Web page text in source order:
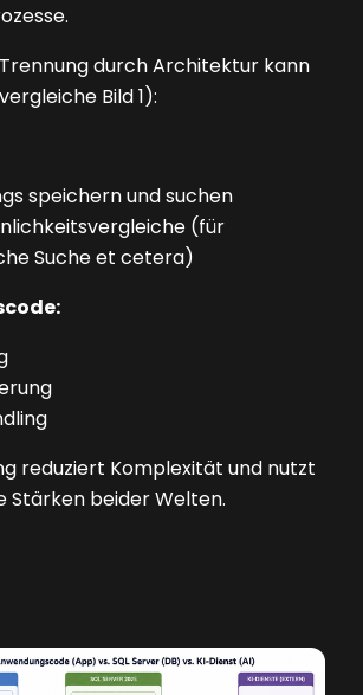
durch Architektur kann
Bild 1):
speichern und suchen
(für
Suche et cetera)
reduziert Komplexität und nutzt
Stärken beider Welten.